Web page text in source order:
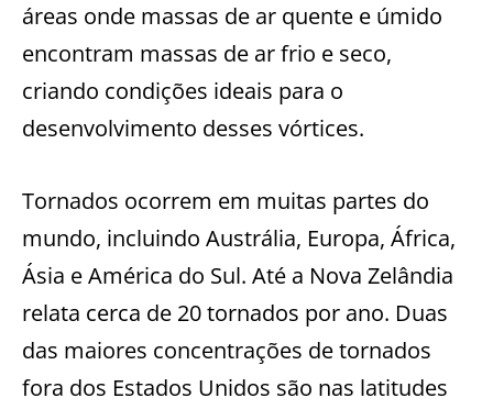
áreas onde massas de ar quente e úmido
encontram massas de ar frio e seco,
criando condições ideais para o
desenvolvimento desses vórtices.
Tornados ocorrem em muitas partes do
mundo, incluindo Austrália, Europa, África,
Ásia e América do Sul. Até a Nova Zelândia
relata cerca de 20 tornados por ano. Duas
das maiores concentrações de tornados
fora dos Estados Unidos são nas latitudes